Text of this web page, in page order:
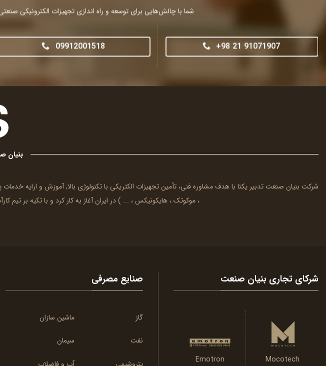
شما با چالش‌هایی برای توسعه و راه اندازی تجهیزات الکترونیکی
+98 21 91071907
09912001518
بنیان
شرکت بنیان صنعت تدبیر یکتا با هدف مشاوره فنی، تأمین تجهیزات الکتریکی با تکنولوژی بالا, آموزش و
، موکوتک ، هایکونیکس ، ... ) در ایران آغاز به کار کرد و با تکیه بر تیم
شرکای تجاری بنیان صنعت
Mocotech
Emotron
صنایع مصرفی
گاز
نفت
پتروشیمی
ماشین سازان
سیمان
آب و فاضلاب